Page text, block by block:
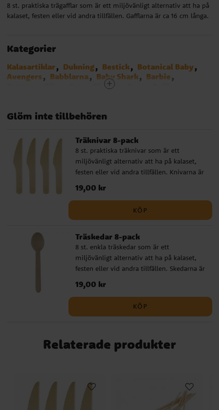
8 st. praktiska trägafflar som är ett miljövänligt alternativ att ha på
kalaset, festen eller vid andra tillfällen. Gafflarna är ca 16 cm långa.
Kategorier
Kalasartiklar Dukning Bestick
Botanical Baby
Avengers
Babblarna Baby Shark
Barbie
Birthday Bear
Fortnite - Battle Royal
Fotbollstema
Ice Cream Party LEGO City
Mimmi Pigg
Minecraft
Miraculous Ladybug
Musse Pigg
My Little Pony
Paw Patrol
Pippi Långstrump
Pirattema Polis
Prinsessor
Djungelkalas
Sjöjungfru - Mermaid
Spiderman
Super Mario Bros
Traktor och Bondgård
Unicorn - Enhörning
Woodland
Baby in Bloom
Narwhal Party
Hello Baby
Pandakalas
Emil i Lönneberga
Encanto
Teddybjörn Babyshower
Glöm inte tillbehören
Träknivar 8-pack
8 st. praktiska träknivar som är ett
miljövänligt alternativ att ha på kalaset,
festen eller vid andra tillfällen. Knivarna är
ca 16 cm långa.
Pris:19,00 kr
19,00 kr
KÖP
Träskedar 8-pack
8 st. enkla träskedar som är ett
miljövänligt alternativ att ha på kalaset,
festen eller vid andra tillfällen. Skedarna är
Pris:19,00 kr
19,00 kr
KÖP
Relaterade produkter